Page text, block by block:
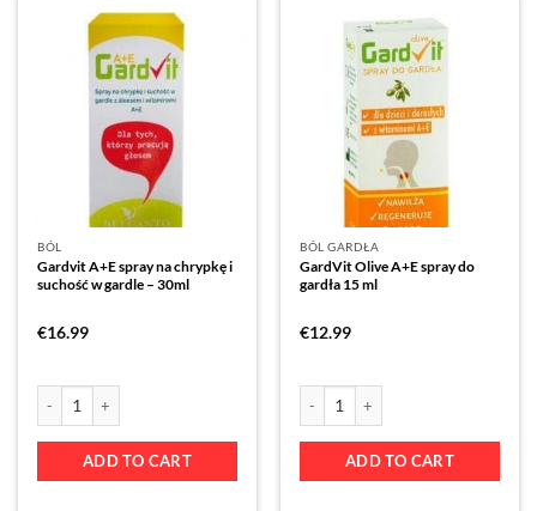
BÓL
Gardvit A+E spray na chrypkę i
suchość w gardle – 30ml
€16.99
ADD TO CART
BÓL GARDŁA
GardVit Olive A+E spray do
gardła 15 ml
€12.99
ADD TO CART